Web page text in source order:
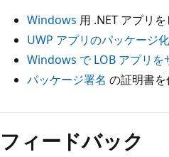
Windows 用 .NET アプリ
UWP アプリのパッケージ化
Windows で LOB アプリを
パッケージ署名 の証明書を
フィードバック